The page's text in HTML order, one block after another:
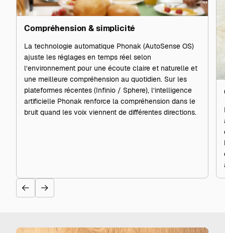
Compréhension & simplicité
La technologie automatique Phonak (AutoSense OS)
ajuste les réglages en temps réel selon
l’environnement pour une écoute claire et naturelle et
une meilleure compréhension au quotidien. Sur les
plateformes récentes (Infinio / Sphere), l’intelligence
artificielle Phonak renforce la compréhension dans le
bruit quand les voix viennent de différentes directions.